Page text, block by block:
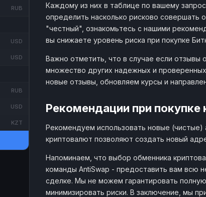
RUB
USD
USD
RUB
USD
KZT
Каждому из них в таблице по вашему
определить насколько рисково
"честный", ознакомьтесь с нашими
вы снижаете уровень риска при покупке
Важно отметить, что в случае если отзывы
множество других надежных и
новые отзывы, обновляем курсы и
Рекомендации при
Рекомендуем использовать новые
криптовалют позволяют создать новый
Напоминаем, что выбор обменника
команды AntiSwap - предоставить вам всю
сделке. Мы не можем гарантировать
минимизировать риски. В заключение, мы